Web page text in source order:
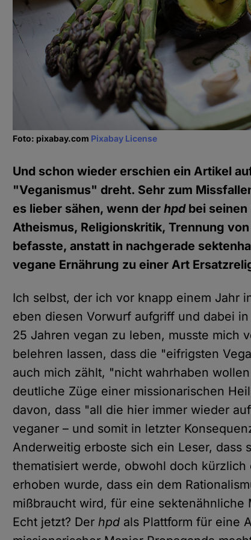
Foto: pixabay.com Pixabay License
Und schon wieder erschien ein Artikel
"Veganismus" dreht. Sehr zum
es lieber sähen, wenn derhpdbei seinen
Atheismus, Religionskritik, Trennung
befasste, anstatt in nachgerade
vegane Ernährung zu einer Art
Ich selbst, der ich vor knapp einem Jahr
eben diesen Vorwurf aufgriff und dabei
25 Jahren vegan zu leben, musste mich
belehren lassen, dass die "eifrigsten
auch mich zählt, "nicht wahrhaben
deutliche Züge einer missionarischen
davon, dass "all die hier immer wieder
veganer – und somit in letzter
Anderweitig erboste sich ein Leser, dass
thematisiert werde, obwohl doch kürzlich
erhoben wurde, dass ein dem
mißbraucht wird, für eine sektenähnliche
Echt jetzt? Derhpd als Plattform für eine